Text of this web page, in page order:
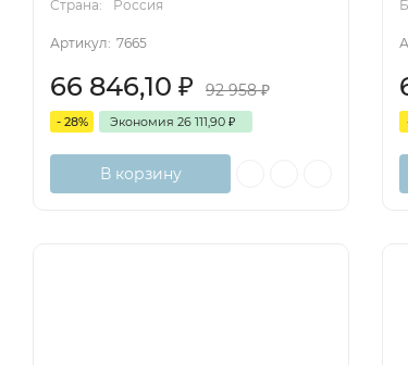
Страна:
Россия
Артикул: 7665
66 846,10 ₽ 92 958₽
- 28% Экономия 26 111,90 ₽
В корзину